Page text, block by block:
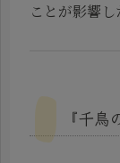
ことが影響し
『千